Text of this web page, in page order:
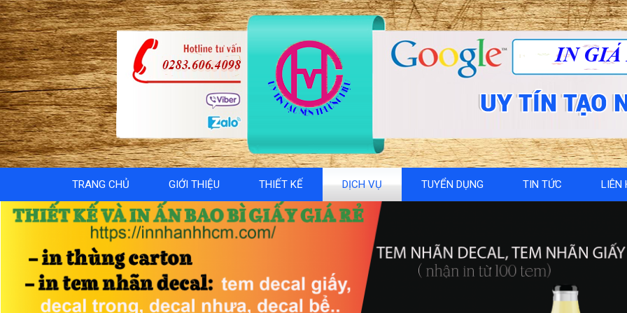
TRANG CHỦ GIỚI THIỆU THIẾT KẾ DỊCH VỤ TUYỂN DỤNG TIN TỨC LIÊN